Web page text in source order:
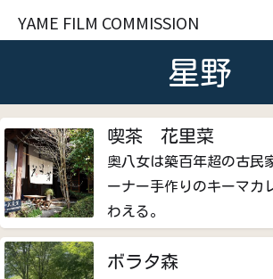
YAME FILM COMMISSION
星野
喫茶 花里菜
奥八女は築百年超の古民
ーナー手作りのキーマカ
わえる。
ボラタ森